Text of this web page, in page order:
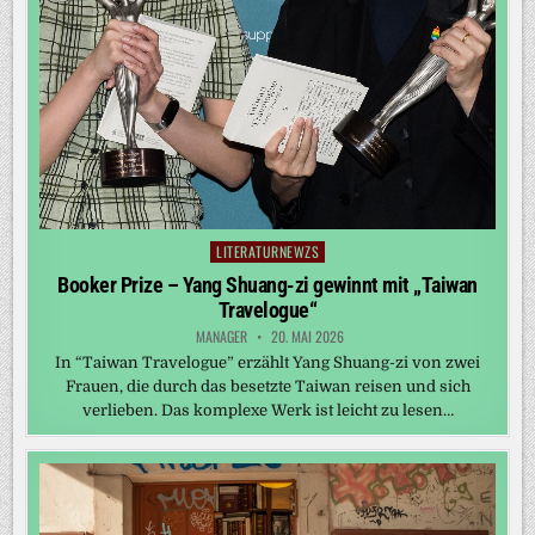
Posted
LITERATURNEWZS
Booker Prize – Yang Shuang-zi gewinnt mit „Taiwan
Travelogue“
MANAGER 20. MAI 2026
In “Taiwan Travelogue” erzählt Yang Shuang-zi von zwei
Frauen, die durch das besetzte Taiwan reisen und sich
verlieben. Das komplexe Werk ist leicht zu lesen…